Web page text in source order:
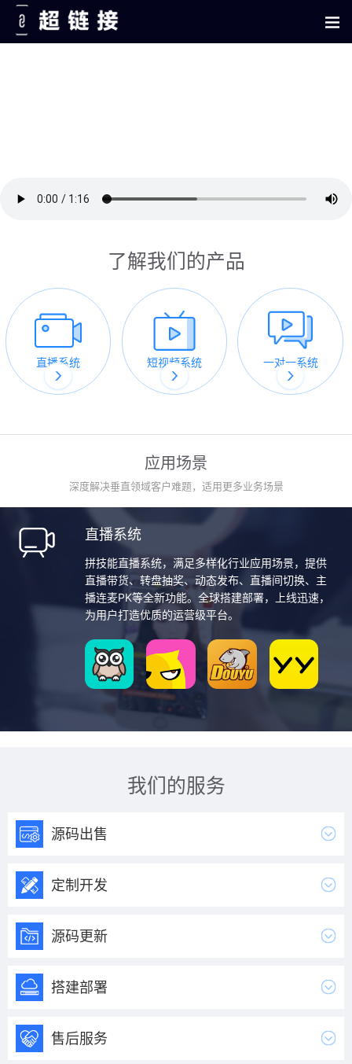
了解我们的产品
直播系统 短视频系统 一对一系统
应用场景
深度解决垂直领域客户难题，适用更多业务场景
直播系统
拼技能直播系统，满足多样化行业应用场景，提供
直播带货、转盘抽奖、动态发布、直播间切换、主
播连麦PK等全新功能。全球搭建部署，上线迅速，
为用户打造优质的运营级平台。
我们的服务
源码出售
定制开发
源码更新
搭建部署
售后服务